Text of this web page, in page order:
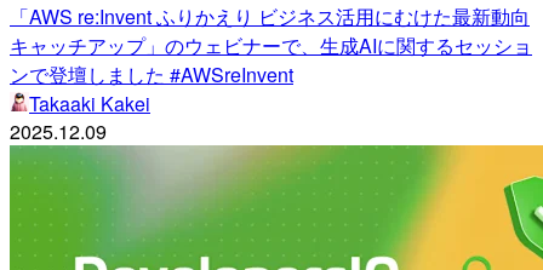
「AWS re:Invent ふりかえり ビジネス活用にむけた最新動向
キャッチアップ」のウェビナーで、生成AIに関するセッショ
ンで登壇しました #AWSreInvent
Takaaki Kakei
2025.12.09